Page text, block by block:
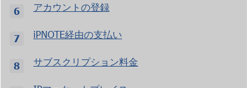
アカウントの登録
iPNOTE経由の支払い
サブスクリプション料金